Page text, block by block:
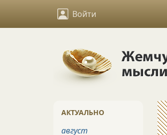
Войти
АКТУАЛЬНО
август